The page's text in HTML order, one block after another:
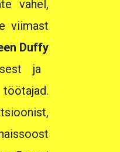
vahel,
viimast
Duffy
ja